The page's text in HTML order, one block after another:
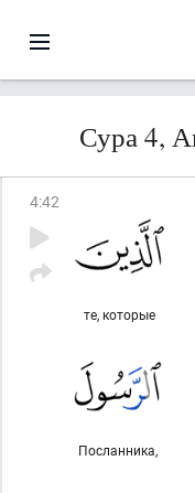
Сура 4,
4:42
те, которые
Посланника,